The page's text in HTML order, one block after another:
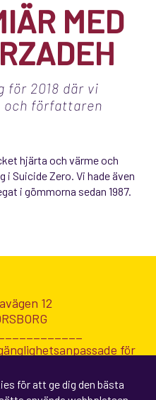
MED
för 2018 där vi
och författaren
hjärta och värme och
i Suicide Zero. Vi hade även
i gömmorna sedan 1987.
12
för
för att ge dig den bästa